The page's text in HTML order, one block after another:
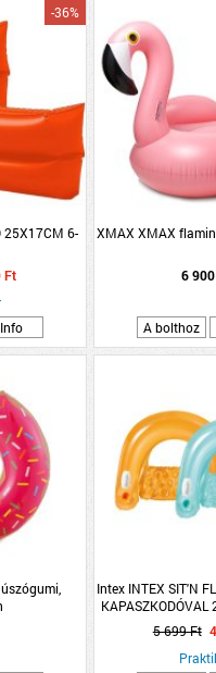
25X17CM 6-
-36%
Ft
Info
XMAX XMAX
6
A bolthoz
Intex INTEX SIT'N
KAPASZKODÓVAL
CM
5 699 Ft